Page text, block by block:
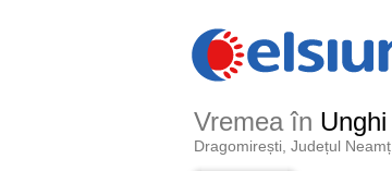
Vremea în Unghi
Dragomirești, Județul Neamț